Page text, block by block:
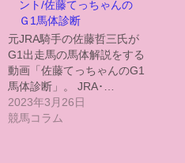
ント/佐藤てっちゃんの
Ｇ1馬体診断
元JRA騎手の佐藤哲三氏が
G1出走馬の馬体解説をする
動画「佐藤てっちゃんのG1
馬体診断」。 JRA･…
2023年3月26日
競馬コラム